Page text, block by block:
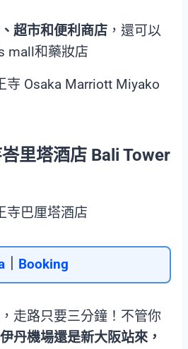
超市和便利商店 ，還可以
mall和藥妝店
里塔酒店 Bali Tower
｜ Booking
走路只要三分鐘！不管你
丹機場還是新大阪站來，